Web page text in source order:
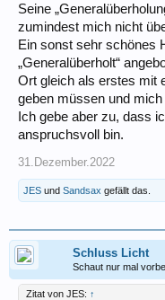
Seine
zumindest mich nicht
Ein sonst sehr schönes
„Generalüberholt“
Ort gleich als erstes mit
geben müssen und
Ich gebe aber zu, dass
anspruchsvoll bin.
31.Dezember.2022
JES und Sandsax gefällt das.
Schluss Licht
Schaut nur mal
Zitat von JES: ↑